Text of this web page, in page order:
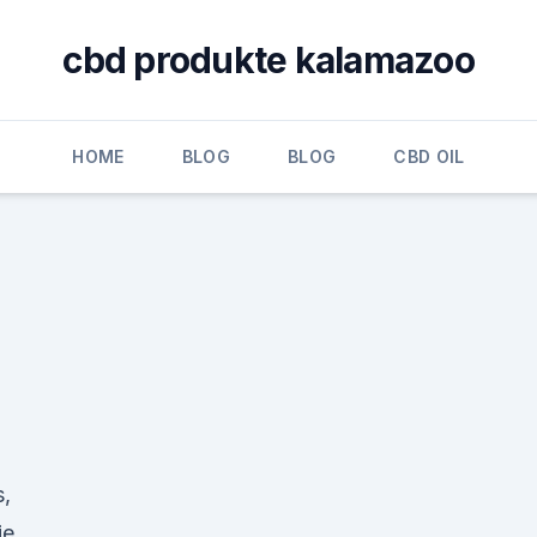
cbd produkte kalamazoo
HOME BLOG BLOG CBD OIL